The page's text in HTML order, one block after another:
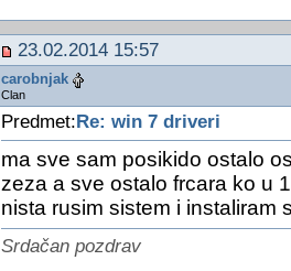
23.02.2014 15:57
carobnjak
Clan
Predmet:Re: win 7 driveri
ma sve sam posikido ostalo
zeza a sve ostalo frcara ko u
nista rusim sistem i instaliram
Srdačan pozdrav